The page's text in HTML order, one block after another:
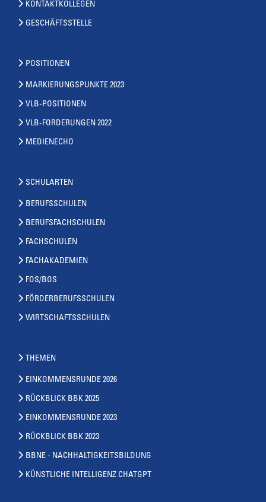
KONTAKTKOLLEGEN
GESCHÄFTSSTELLE
POSITIONEN
MARKIERUNGSPUNKTE 2023
VLB-POSITIONEN
VLB-FORDERUNGEN 2022
MEDIENECHO
SCHULARTEN
BERUFSSCHULEN
BERUFSFACHSCHULEN
FACHSCHULEN
FACHAKADEMIEN
FOS/BOS
FÖRDERBERUFSSCHULEN
WIRTSCHAFTSSCHULEN
THEMEN
EINKOMMENSRUNDE 2026
RÜCKBLICK BBK 2025
EINKOMMENSRUNDE 2023
RÜCKBLICK BBK 2023
BBNE - NACHHALTIGKEITSBILDUNG
KÜNSTLICHE INTELLIGENZ CHATGPT